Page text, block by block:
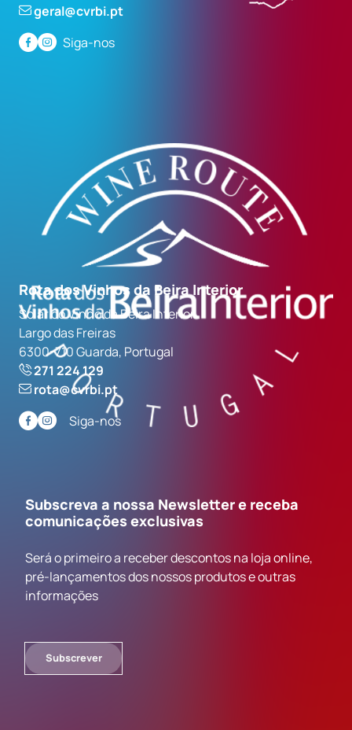
geral@cvrbi.pt
Siga-nos
Rota dos Vinhos da Beira Interior
Solar do Vinho da Beira Interior
Largo das Freiras
6300-710 Guarda, Portugal
271 224 129
rota@cvrbi.pt
Siga-nos
Subscreva a nossa Newsletter e receba
comunicações exclusivas
Será o primeiro a receber descontos na loja online,
pré-lançamentos dos nossos produtos e outras
informações
Subscrever